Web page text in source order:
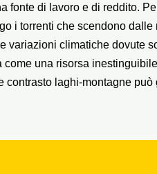
fonte di lavoro e di reddito.
i torrenti che scendono
climatiche dovute
una risorsa
laghi-montagne